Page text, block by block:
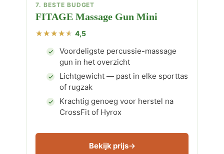
7. BESTE BUDGET
FITAGE Massage Gun Mini
4,5
Voordeligste percussie-massage
gun in het overzicht
Lichtgewicht — past in elke sporttas
of rugzak
Krachtig genoeg voor herstel na
CrossFit of Hyrox
Bekijk prijs